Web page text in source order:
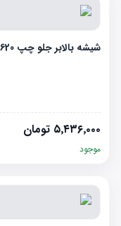
شیشه بالابر جلو چپ LIFAN 620
۵٬۴۳۶٬۰۰۰ تومان
موجود